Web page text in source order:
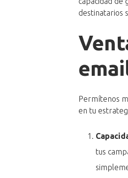
destinatarios
Permítenos
en tu
tus